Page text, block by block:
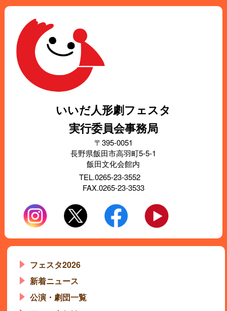
いいだ人形劇フェスタ
実行委員会事務局
〒395-0051
長野県飯田市高羽町5-5-1
飯田文化会館内
TEL.0265-23-3552
FAX.0265-23-3533
フェスタ2026
新着ニュース
公演・劇団一覧